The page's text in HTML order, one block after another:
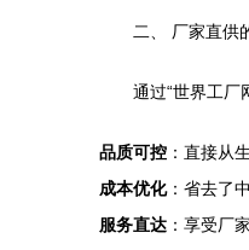
二、 厂家直供
通过“世界工厂
品质可控 ：直接从
成本优化：省去了
服务直达 ：享受厂